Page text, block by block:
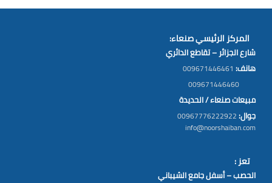
المركز الرئيسي صنعاء:
شارع الجزائر – تقاطع الدائري
هانف: 009671446461
009671446460
مبيعات صنعاء / الحديدة
جوال:00967776222922
info@noorshaiban.com
تعز :
الحصب – أسفل جامع الشيباني